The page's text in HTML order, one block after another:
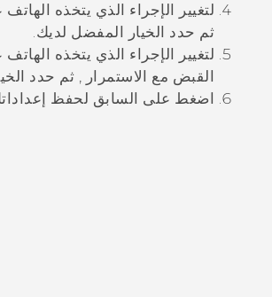
لتغيير الإجراء الذي يتخذه
ثم حدد الخيار المفضل لديك.
لتغيير الإجراء الذي يتخذه
القبض مع الاستمرار , ثم حدد
اضغط على السابق لحفظ